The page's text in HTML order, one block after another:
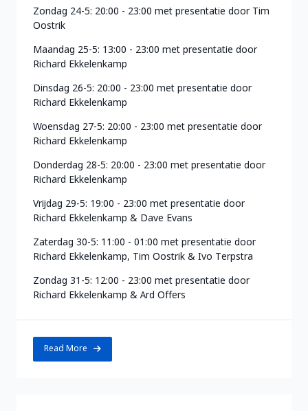
Zondag 24-5: 20:00 - 23:00 met presentatie door Tim
Oostrik
Maandag 25-5: 13:00 - 23:00 met presentatie door
Richard Ekkelenkamp
Dinsdag 26-5: 20:00 - 23:00 met presentatie door
Richard Ekkelenkamp
Woensdag 27-5: 20:00 - 23:00 met presentatie door
Richard Ekkelenkamp
Donderdag 28-5: 20:00 - 23:00 met presentatie door
Richard Ekkelenkamp
Vrijdag 29-5: 19:00 - 23:00 met presentatie door
Richard Ekkelenkamp & Dave Evans
Zaterdag 30-5: 11:00 - 01:00 met presentatie door
Richard Ekkelenkamp, Tim Oostrik & Ivo Terpstra
Zondag 31-5: 12:00 - 23:00 met presentatie door
Richard Ekkelenkamp & Ard Offers
Read More